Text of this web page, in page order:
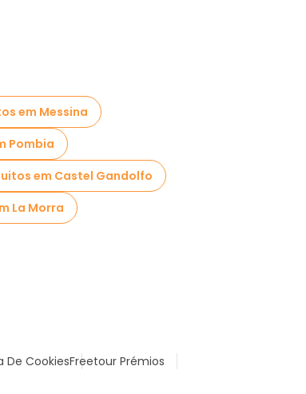
em Messina
Pombia
em Castel Gandolfo
La Morra
De CookiesFreetour Prémios